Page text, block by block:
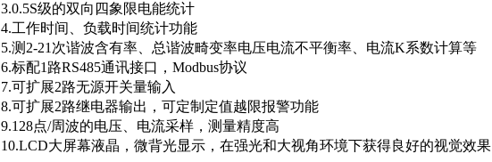
3.0.5S级的双向四象限电能统计
4.工作时间、负载时间统计功能
5.测2-21次谐波含有率、总谐波畸变率电压电流不平衡率、电流K系数计算等
6.标配1路RS485通讯接口，Modbus协议
7.可扩展2路无源开关量输入
8.可扩展2路继电器输出，可定制定值越限报警功能
9.128点/周波的电压、电流采样，测量精度高
10.LCD大屏幕液晶，微背光显示，在强光和大视角环境下获得良好的视觉效果